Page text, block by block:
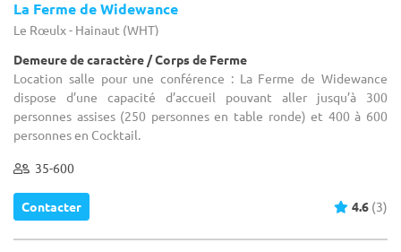
La Ferme de Widewance
Le Rœulx - Hainaut (WHT)
Demeure de caractère / Corps de Ferme
Location salle pour une conférence : La Ferme de Widewance
dispose d’une capacité d’accueil pouvant aller jusqu’à 300
personnes assises (250 personnes en table ronde) et 400 à 600
personnes en Cocktail.
35-600
Contacter 4.6 (3)